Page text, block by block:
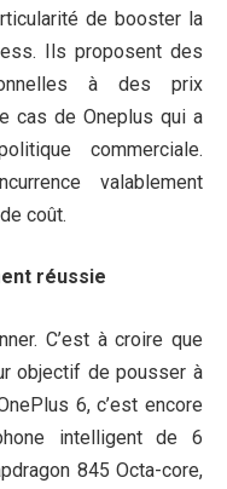
de booster la
Ils proposent des
à des prix
cas de Oneplus qui a
commerciale.
valablement
coût.
réussie
C’est à croire que
objectif de pousser à
6, c’est encore
intelligent de 6
845 Octa-core,